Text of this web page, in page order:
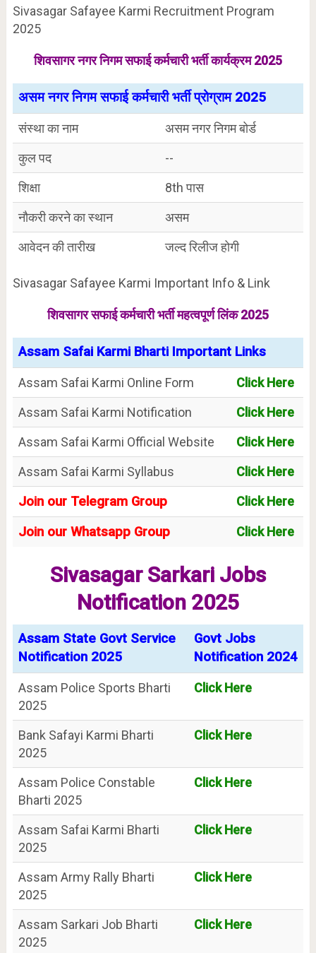
Sivasagar Safayee Karmi Recruitment Program
2025
शिवसागर नगर निगम सफाई कर्मचारी भर्ती कार्यक्रम 2025
असम नगर निगम सफाई कर्मचारी भर्ती प्रोग्राम 2025
संस्था का नाम
असम नगर निगम बोर्ड
कुल पद
--
शिक्षा
8th पास
नौकरी करने का स्थान
असम
आवेदन की तारीख
जल्द रिलीज होगी
Sivasagar Safayee Karmi Important Info & Link
शिवसागर सफाई कर्मचारी भर्ती महत्वपूर्ण लिंक 2025
Assam Safai Karmi Bharti Important Links
Assam Safai Karmi Online Form
Click Here
Assam Safai Karmi Notification
Click Here
Assam Safai Karmi Official Website
Click Here
Assam Safai Karmi Syllabus
Click Here
Join our Telegram Group Click Here
Join our Whatsapp Group Click Here
Sivasagar Sarkari Jobs
Notification 2025
Assam State Govt Service
Notification 2025
Govt Jobs
Notification 2024
Assam Police Sports Bharti
2025
Click Here
Bank Safayi Karmi Bharti
2025
Click Here
Assam Police Constable
Bharti 2025
Click Here
Assam Safai Karmi Bharti
2025
Click Here
Assam Army Rally Bharti
2025
Click Here
Assam Sarkari Job Bharti
2025
Click Here